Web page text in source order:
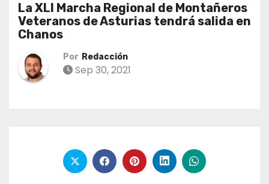
La XLI Marcha Regional de Montañeros
Veteranos de Asturias tendrá salida en
Chanos
Por Redacción
Sep 30, 2021